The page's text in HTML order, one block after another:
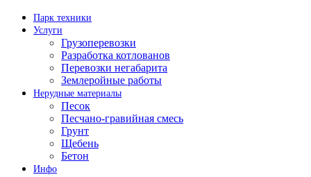
Парк техники
Услуги
Грузоперевозки
Разработка котлованов
Перевозки негабарита
Землеройные работы
Нерудные материалы
Песок
Песчано-гравийная смесь
Грунт
Щебень
Бетон
Инфо